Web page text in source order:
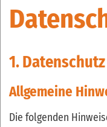
1.
Allgemeine
Die folgenden